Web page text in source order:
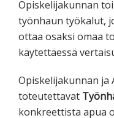
Opiskelijakunnan
työnhaun työkalut,
ottaa osaksi omaa
käytettäessä
Opiskelijakunnan ja
toteutettavat
konkreettista apua